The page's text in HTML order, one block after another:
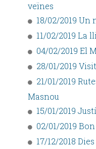
veïnes
18/02/2019 Un
11/02/2019 La
04/02/2019 El
28/01/2019
21/01/2019
Masnou
15/01/2019
02/01/2019
17/12/2018